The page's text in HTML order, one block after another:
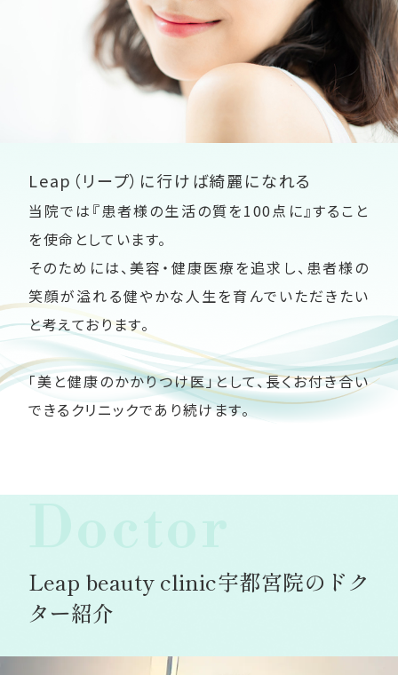
Leap（リープ）に行けば綺麗になれる
当院では『患者様の生活の質を100点に』すること
を使命としています。
そのためには、美容・健康医療を追求し、患者様の
笑顔が溢れる健やかな人生を育んでいただきたい
と考えております。
「美と健康のかかりつけ医」として、長くお付き合い
できるクリニックであり続けます。
Leap beauty clinic宇都宮院のドク
ター紹介